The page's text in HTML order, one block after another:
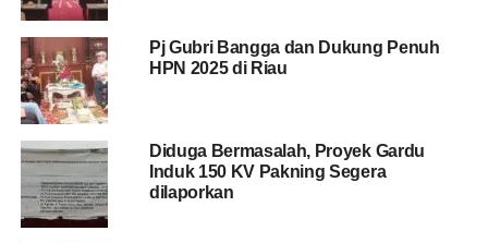
Pj Gubri Bangga dan Dukung Penuh
HPN 2025 di Riau
Diduga Bermasalah, Proyek Gardu
Induk 150 KV Pakning Segera
dilaporkan